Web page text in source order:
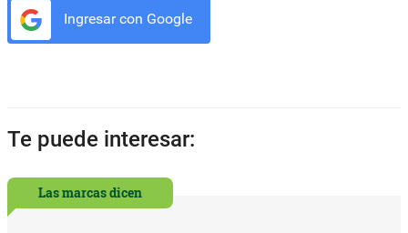
Ingresar con Google
Te puede interesar:
Las marcas dicen